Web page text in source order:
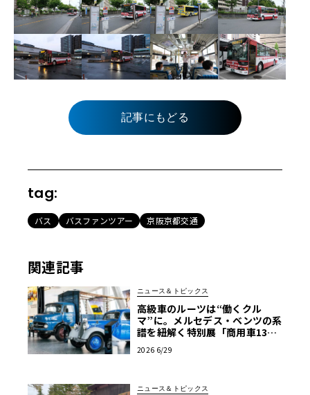
記事にもどる
tag:
バス バスファンツアー 京阪京都交通
関連記事
ニュース＆トピックス
高級車のルーツは“働くクル
マ”に。メルセデス・ベンツの系
譜を紐解く特別展「商用車130
2026 6/29
ニュース＆トピックス